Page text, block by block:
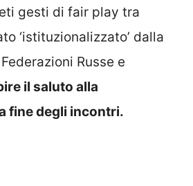
gesti di fair play tra
‘istituzionalizzato’ dalla
Russe e
il saluto alla
fine degli incontri.